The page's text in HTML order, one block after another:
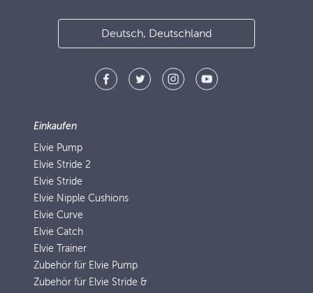
Deutsch, Deutschland
Einkaufen
Elvie Pump
Elvie Stride 2
Elvie Stride
Elvie Nipple Cushions
Elvie Curve
Elvie Catch
Elvie Trainer
Zubehör für Elvie Pump
Zubehör für Elvie Stride &